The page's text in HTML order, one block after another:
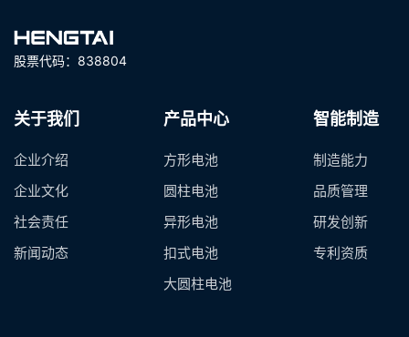
股票代码：838804
关于我们
企业介绍
企业文化
社会责任
新闻动态
产品中心
方形电池
圆柱电池
异形电池
扣式电池
大圆柱电池
智能制造
制造能力
品质管理
研发创新
专利资质